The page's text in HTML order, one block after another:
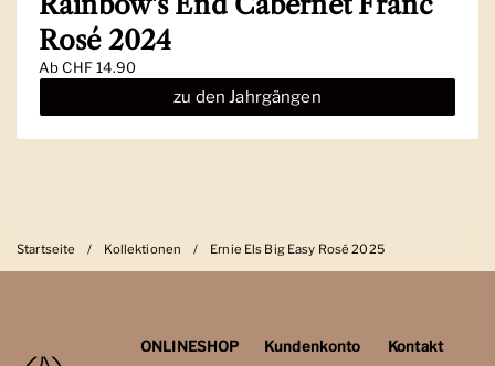
Rosé 2024
AbCHF 14.90
zu den Jahrgängen
Startseite / Kollektionen / Ernie Els Big Easy Rosé 2025
ONLINESHOP
Kundenkonto
Kontakt